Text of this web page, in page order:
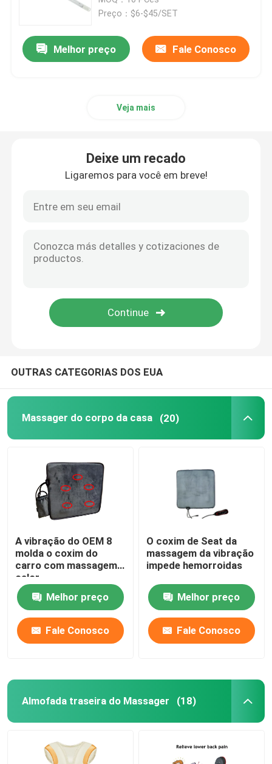
Injetor Handheld do oxigênio
Purificador da desinfecção do ar
Tubos germicidas UVC
Preço：$6-$45/SET
Melhor preço Fale Conosco
Veja mais
Deixe um recado
Ligaremos para você em breve!
OUTRAS CATEGORIAS DOS EUA
Massager do corpo da casa (20)
A vibração do OEM 8
molda o coxim do
carro com massagem e
calor
Melhor preço
Fale Conosco
O coxim de Seat da
massagem da vibração
impede hemorroidas
Melhor preço
Fale Conosco
Almofada traseira do Massager (18)